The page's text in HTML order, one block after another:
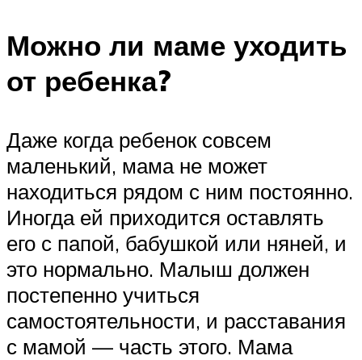
Можно ли маме уходить
от ребенка?
Даже когда ребенок совсем
маленький, мама не может
находиться рядом с ним постоянно.
Иногда ей приходится оставлять
его с папой, бабушкой или няней, и
это нормально. Малыш должен
постепенно учиться
самостоятельности, и расставания
с мамой — часть этого. Мама